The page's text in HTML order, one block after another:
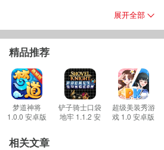
能够扮演经典的斗罗大陆之中的角色。
2.在这里给大家带来的是vivo的官方最新
用你的vivo账号进行登录。
3.正版的客户端，小编亲测使用vivo账
作。
4.超多的斗罗大陆经典角色在游戏之中出
很有魅力。
展开全部
精品推荐
梦道神将
1.0.0 安卓版
铲子骑士口袋
地牢 1.1.2 安
超级美装秀游
戏 1.0 安卓版
相关文章